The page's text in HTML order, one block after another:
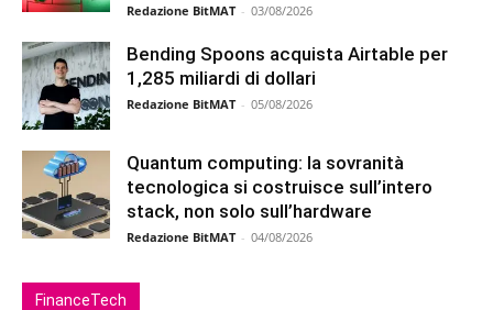
Redazione BitMAT - 03/08/2026
Bending Spoons acquista Airtable per
1,285 miliardi di dollari
Redazione BitMAT - 05/08/2026
Quantum computing: la sovranità
tecnologica si costruisce sull’intero
stack, non solo sull’hardware
Redazione BitMAT - 04/08/2026
FinanceTech